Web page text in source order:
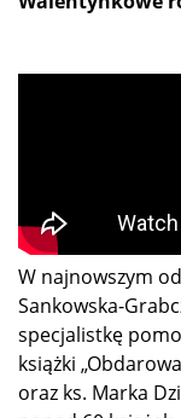
W najnowszym
Sankowska-
specjalistkę
książki
oraz ks. Marka